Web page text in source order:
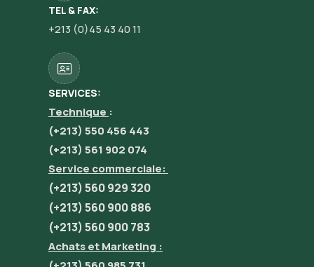
TEL & FAX:
+213 (0)45 43 40 11
SERVICES:
Technique :
(+213) 550 456 443
(+213) 561 902 074
Service commerciale:
(+213) 560 929 320
(+213) 560 900 886
(+213) 560 900 783
Achats et Marketing :